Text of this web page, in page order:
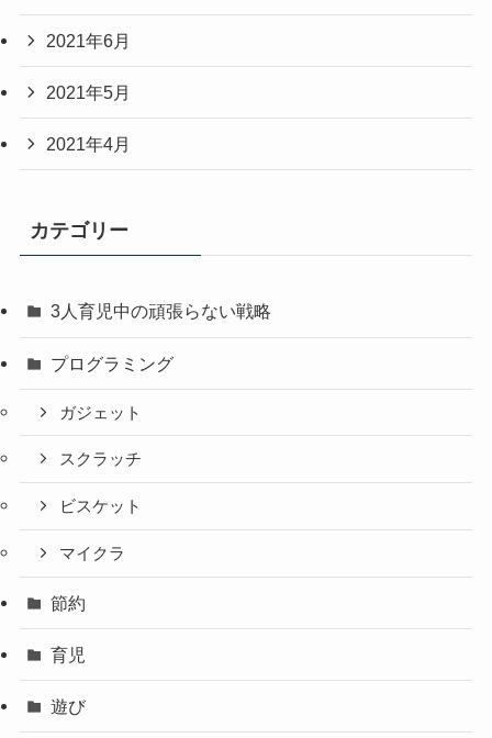
2021年6月
2021年5月
2021年4月
カテゴリー
3人育児中の頑張らない戦略
プログラミング
ガジェット
スクラッチ
ビスケット
マイクラ
節約
育児
遊び